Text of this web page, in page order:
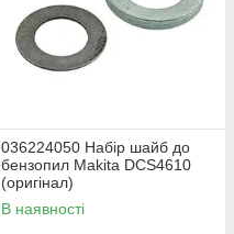
036224050 Набір шайб до
бензопил Makita DCS4610
(оригінал)
В наявності